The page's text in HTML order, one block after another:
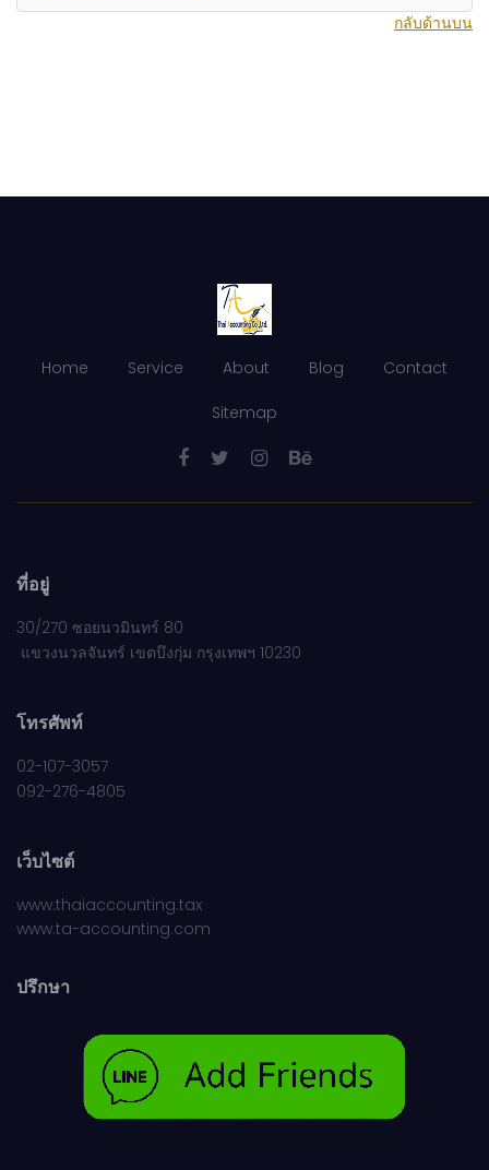
กลับด้านบน
Home Service About Blog Contact
Sitemap
ที่อยู่
30/270 ซอยนวมินทร์ 80
แขวงนวลจันทร์ เขตบึงกุ่ม กรุงเทพฯ 10230
โทรศัพท์
02-107-3057
092-276-4805
เว็บไซต์
www.thaiaccounting.tax
www.ta-accounting.com
ปรึกษา